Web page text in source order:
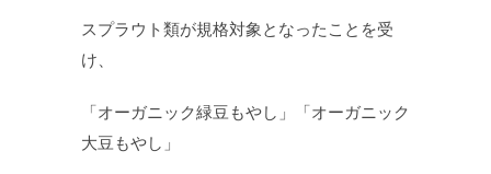
スプラウト類が規格対象となったことを受
け、
「オーガニック緑豆もやし」「オーガニック
大豆もやし」